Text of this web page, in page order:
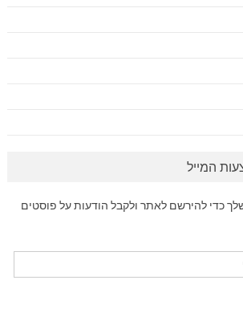
המייל
כדי להירשם לאתר ולקבל הודעות על פוסטים